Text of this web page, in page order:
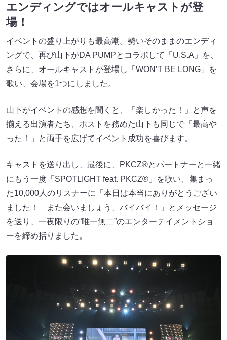
エンディングではオールキャストが登
場！
イベントの盛り上がりも最高潮。勢いそのままのエンディ
ングで、再び山下がDA PUMPとコラボして「U.S.A」を、
さらに、オールキャストが登場し「WON’T BE LONG」を
歌い、会場を1つにしました。
山下がイベントの感想を聞くと、「楽しかった！」と声を
揃える出演者たち、ホストを務めた山下も同じで「最高や
った！」と両手を広げてイベント成功を喜びます。
キャストを送り出し、最後に、PKCZ®とパートナーと一緒
にもう一度「SPOTLIGHT feat. PKCZ®」を歌い、集まっ
た10,000人のリスナーに「本日は本当にありがとうござい
ました！ また会いましょう、バイバイ！」とメッセージ
を送り、一夜限りの“唯一無二”のエンターテイメントショ
ーを締め括りました。